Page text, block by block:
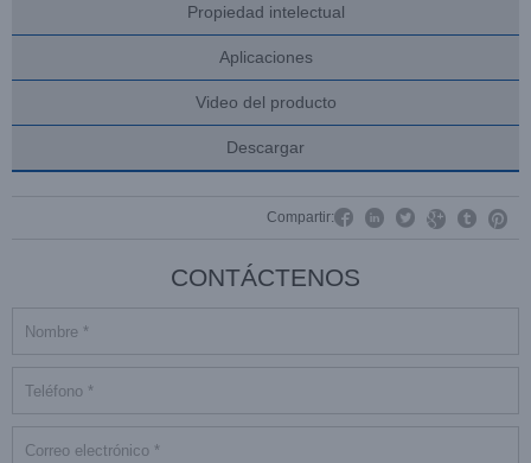
Propiedad intelectual
Aplicaciones
Video del producto
Descargar
Compartir:     
CONTÁCTENOS